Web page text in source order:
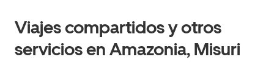
Viajes compartidos y otros
servicios en Amazonia, Misuri